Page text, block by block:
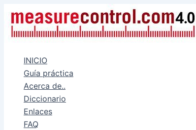
contenido
INICIO
Guía práctica
Acerca de..
Diccionario
Enlaces
FAQ